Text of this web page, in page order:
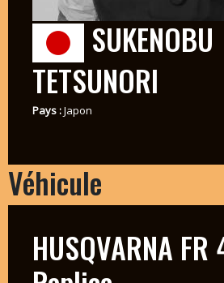
SUKENOBU
TETSUNORI
Pays :Japon
Véhicule
HUSQVARNA